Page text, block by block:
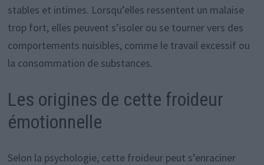
stables et intimes. Lorsqu’elles ressentent un malaise
trop fort, elles peuvent s’isoler ou se tourner vers des
comportements nuisibles, comme le travail excessif ou
la consommation de substances.
Les origines de cette froideur
émotionnelle
Selon la psychologie, cette froideur peut s’enraciner